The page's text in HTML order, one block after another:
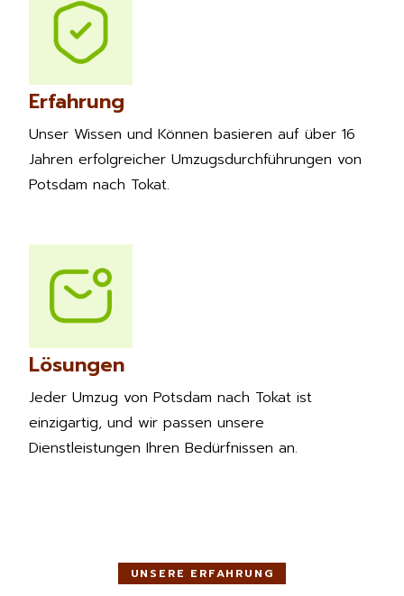
Erfahrung
Unser Wissen und Können basieren auf über 16
Jahren erfolgreicher Umzugsdurchführungen von
Potsdam nach Tokat.
Lösungen
Jeder Umzug von Potsdam nach Tokat ist
einzigartig, und wir passen unsere
Dienstleistungen Ihren Bedürfnissen an.
UNSERE ERFAHRUNG